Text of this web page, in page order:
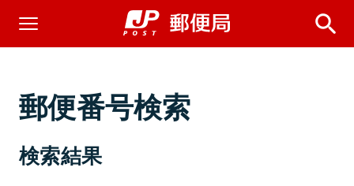
郵便番号検索
検索結果